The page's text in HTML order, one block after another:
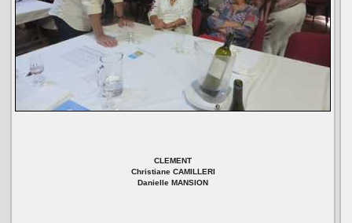
CLEMENT
Christiane CAMILLERI
Danielle MANSION